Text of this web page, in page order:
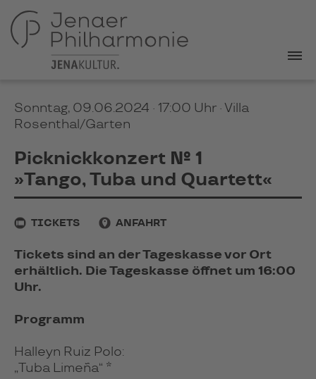
Sonntag, 09.06.2024 · 17:00 Uhr · Villa
Rosenthal/Garten
Picknickkonzert № 1
»Tango, Tuba und Quartett«
TICKETS ANFAHRT
Tickets sind an der Tageskasse vor Ort
erhältlich. Die Tageskasse öffnet um 16:00
Uhr.
Programm
Halleyn Ruiz Polo:
„Tuba Limeña“ *